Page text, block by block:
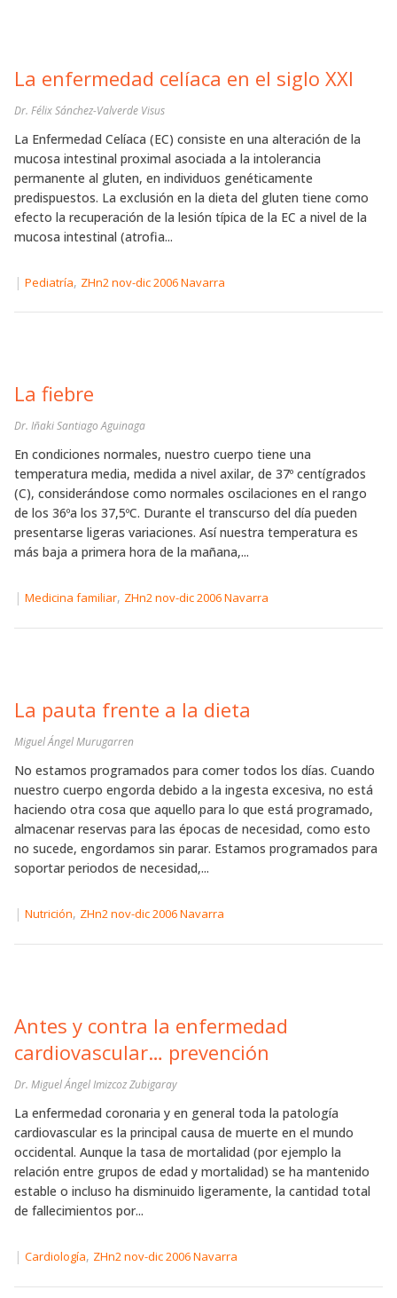
La enfermedad celíaca en el siglo XXI
Dr. Félix Sánchez-Valverde Visus
La Enfermedad Celíaca (EC) consiste en una alteración de la
mucosa intestinal proximal asociada a la intolerancia
permanente al gluten, en individuos genéticamente
predispuestos. La exclusión en la dieta del gluten tiene como
efecto la recuperación de la lesión típica de la EC a nivel de la
mucosa intestinal (atrofia...
| Pediatría, ZHn2 nov-dic 2006 Navarra
La fiebre
Dr. Iñaki Santiago Aguinaga
En condiciones normales, nuestro cuerpo tiene una
temperatura media, medida a nivel axilar, de 37º centígrados
(C), considerándose como normales oscilaciones en el rango
de los 36ºa los 37,5ºC. Durante el transcurso del día pueden
presentarse ligeras variaciones. Así nuestra temperatura es
más baja a primera hora de la mañana,...
| Medicina familiar, ZHn2 nov-dic 2006 Navarra
La pauta frente a la dieta
Miguel Ángel Murugarren
No estamos programados para comer todos los días. Cuando
nuestro cuerpo engorda debido a la ingesta excesiva, no está
haciendo otra cosa que aquello para lo que está programado,
almacenar reservas para las épocas de necesidad, como esto
no sucede, engordamos sin parar. Estamos programados para
soportar periodos de necesidad,...
| Nutrición, ZHn2 nov-dic 2006 Navarra
Antes y contra la enfermedad
cardiovascular… prevención
Dr. Miguel Ángel Imizcoz Zubigaray
La enfermedad coronaria y en general toda la patología
cardiovascular es la principal causa de muerte en el mundo
occidental. Aunque la tasa de mortalidad (por ejemplo la
relación entre grupos de edad y mortalidad) se ha mantenido
estable o incluso ha disminuido ligeramente, la cantidad total
de fallecimientos por...
| Cardiología, ZHn2 nov-dic 2006 Navarra